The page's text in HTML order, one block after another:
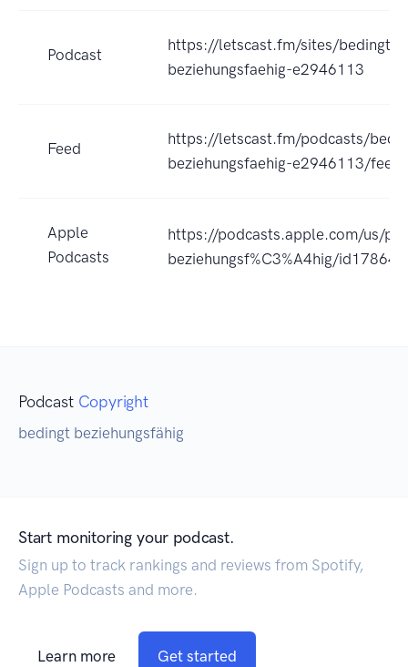
Podcast
https://letscast.fm/sites/bedingt-
beziehungsfaehig-e2946113
Feed
https://letscast.fm/podcasts/
beziehungsfaehig-e2946113/feed
Apple
Podcasts
https://podcasts.apple.com/us/
beziehungsf%C3%A4hig/
Podcast Copyright
bedingt beziehungsfähig
Start monitoring your podcast.
Sign up to track rankings and reviews from Spotify,
Apple Podcasts and more.
Learn more Get started